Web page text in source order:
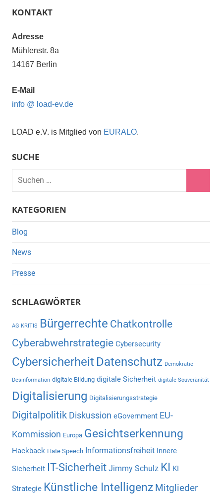
Beiträge
KONTAKT
Adresse
Mühlenstr. 8a
14167 Berlin
E-Mail
info @ load-ev.de
LOAD e.V. is Mitglied von EURALO.
SUCHE
Suchen
KATEGORIEN
Blog
News
Presse
SCHLAGWÖRTER
AG KRITIS Bürgerrechte Chatkontrolle
Cyberabwehrstrategie Cybersecurity
Cybersicherheit Datenschutz Demokratie
Desinformation digitale Bildung digitale Sicherheit digitale Souveränität
Digitalisierung Digitalisierungsstrategie
Digitalpolitik Diskussion eGovernment EU-
Kommission Europa Gesichtserkennung
Hackback Hate Speech Informationsfreiheit Innere
Sicherheit IT-Sicherheit Jimmy Schulz KI KI
Strategie Künstliche Intelligenz Mitglieder